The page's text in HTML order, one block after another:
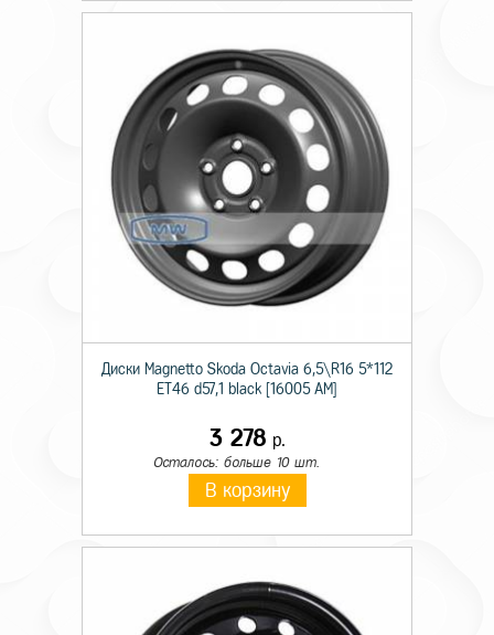
Диски Magnetto Skoda Octavia 6,5\R16 5*112
ET46 d57,1 black [16005 AM]
3 278 р.
Осталось: больше 10 шт.
В корзину